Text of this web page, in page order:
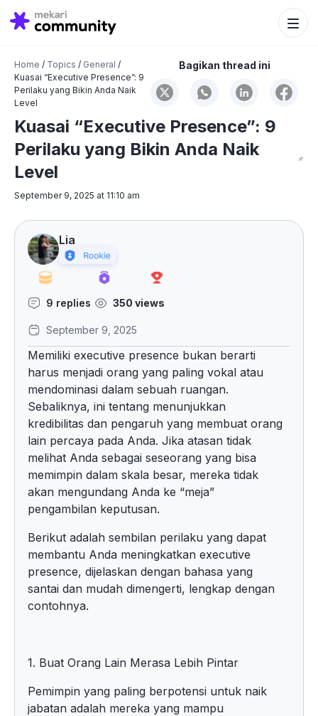
Search
for:
Search
Home / Topics / General /
Kuasai “Executive Presence”: 9
Perilaku yang Bikin Anda Naik
Level
Bagikan thread ini
Kuasai “Executive Presence”: 9
Perilaku yang Bikin Anda Naik
Level
September 9, 2025 at 11:10 am
Lia
9 replies 350 views
September 9, 2025
Memiliki executive presence bukan berarti
harus menjadi orang yang paling vokal atau
mendominasi dalam sebuah ruangan.
Sebaliknya, ini tentang menunjukkan
kredibilitas dan pengaruh yang membuat orang
lain percaya pada Anda. Jika atasan tidak
melihat Anda sebagai seseorang yang bisa
memimpin dalam skala besar, mereka tidak
akan mengundang Anda ke “meja”
pengambilan keputusan.
Berikut adalah sembilan perilaku yang dapat
membantu Anda meningkatkan executive
presence, dijelaskan dengan bahasa yang
santai dan mudah dimengerti, lengkap dengan
contohnya.
1. Buat Orang Lain Merasa Lebih Pintar
Pemimpin yang paling berpotensi untuk naik
jabatan adalah mereka yang mampu